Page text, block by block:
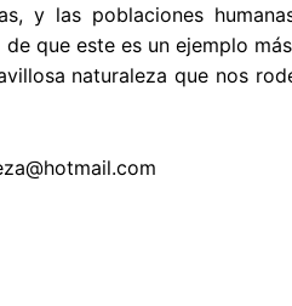
y las poblaciones
que este es un ejemplo
naturaleza que nos